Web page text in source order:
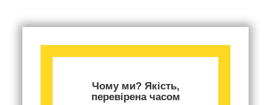
Чому ми? Якість,
перевірена часом